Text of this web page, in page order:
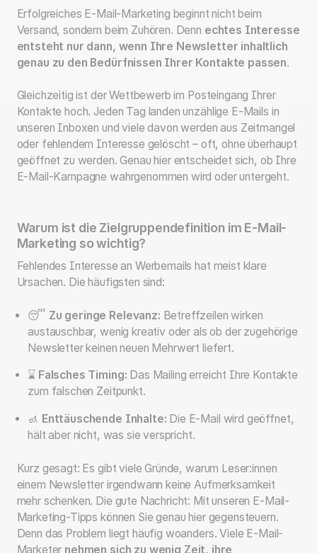
Erfolgreiches E-Mail-Marketing beginnt nicht beim
Versand, sondern beim Zuhören. Denn echtes Interesse
entsteht nur dann, wenn Ihre Newsletter inhaltlich
genau zu den Bedürfnissen Ihrer Kontakte passen.
Gleichzeitig ist der Wettbewerb im Posteingang Ihrer
Kontakte hoch. Jeden Tag landen unzählige E-Mails in
unseren Inboxen und viele davon werden aus Zeitmangel
oder fehlendem Interesse gelöscht – oft, ohne überhaupt
geöffnet zu werden. Genau hier entscheidet sich, ob Ihre
E-Mail-Kampagne wahrgenommen wird oder untergeht.
Warum ist die Zielgruppendefinition im E-Mail-
Marketing so wichtig?
Fehlendes Interesse an Werbemails hat meist klare
Ursachen. Die häufigsten sind:
😴 Zu geringe Relevanz: Betreffzeilen wirken
austauschbar, wenig kreativ oder als ob der zugehörige
Newsletter keinen neuen Mehrwert liefert.
⌛ Falsches Timing: Das Mailing erreicht Ihre Kontakte
zum falschen Zeitpunkt.
🚮 Enttäuschende Inhalte: Die E-Mail wird geöffnet,
hält aber nicht, was sie verspricht.
Kurz gesagt: Es gibt viele Gründe, warum Leser:innen
einem Newsletter irgendwann keine Aufmerksamkeit
mehr schenken. Die gute Nachricht: Mit unseren E-Mail-
Marketing-Tipps können Sie genau hier gegensteuern.
Denn das Problem liegt häufig woanders. Viele E-Mail-
Marketer nehmen sich zu wenig Zeit, ihre